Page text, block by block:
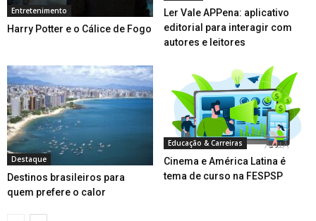
Entretenimento
Harry Potter e o Cálice de Fogo
Ler Vale APPena: aplicativo
editorial para interagir com
autores e leitores
Destaque
Destinos brasileiros para
quem prefere o calor
Educação & Carreiras
Cinema e América Latina é
tema de curso na FESPSP